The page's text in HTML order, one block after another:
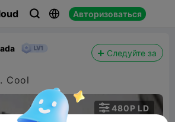
  Авторизоваться
Следуйте за
Cool
480P LD